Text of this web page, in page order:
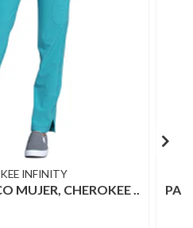
INFINITY
MUJER, CHEROKEE ..